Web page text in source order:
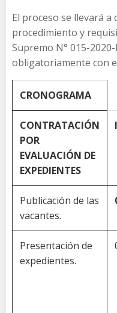
El proceso se llevará a
procedimiento y
Supremo N° 015-
obligatoriamente con
CRONOGRAMA
CONTRATACIÓN
POR
EVALUACIÓN DE
EXPEDIENTES
Publicación de las
vacantes.
Presentación de
expedientes.